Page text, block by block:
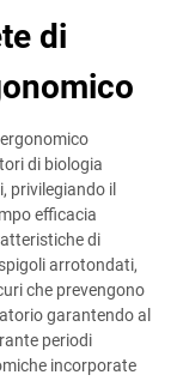
di
di biologia
privilegiando il
efficacia
di
arrotondati,
che prevengono
garantendo al
periodi
incorporate